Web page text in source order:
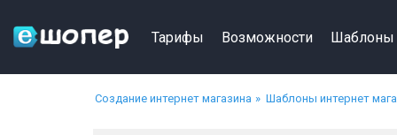
Тарифы Возможности Шаблоны
Создание интернет магазина Шаблоны интернет